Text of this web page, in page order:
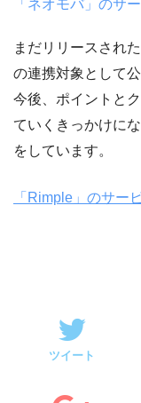
「ネオモバ」のサ
まだリリースされ
の連携対象として
今後、ポイントと
ていくきっかけに
をしています。
「Rimple」のサー
ツイート